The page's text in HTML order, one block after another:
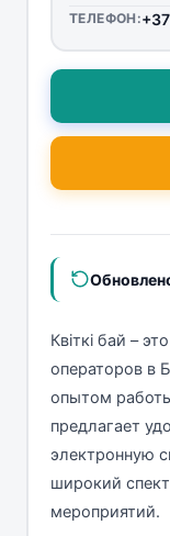
ТЕЛЕФОН:
Квіткі бай –
операторов в
опытом
предлагает
электронную
широкий
мероприятий.